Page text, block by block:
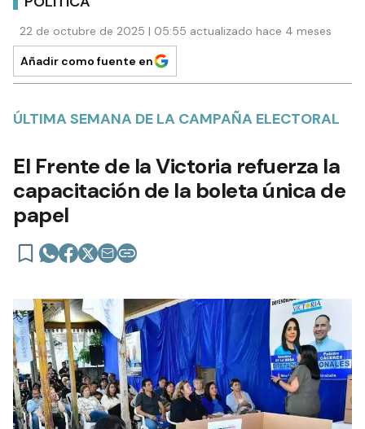
22 de octubre de 2025 | 05:55 actualizado hace 4 meses
Añadir como fuente en
ÚLTIMA SEMANA DE LA CAMPAÑA ELECTORAL
El Frente de la Victoria refuerza la
capacitación de la boleta única de
papel